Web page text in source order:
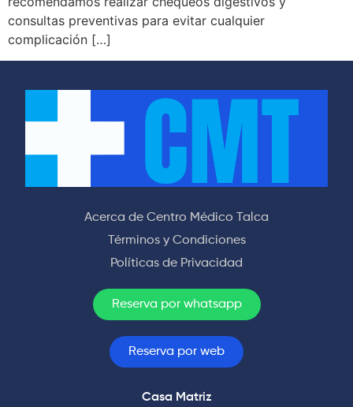
consultas preventivas para evitar cualquier
complicación […]
Acerca de Centro Médico Talca
Términos y Condiciones
Políticas de Privacidad
Reserva por whatsapp
Reserva por web
Casa Matriz